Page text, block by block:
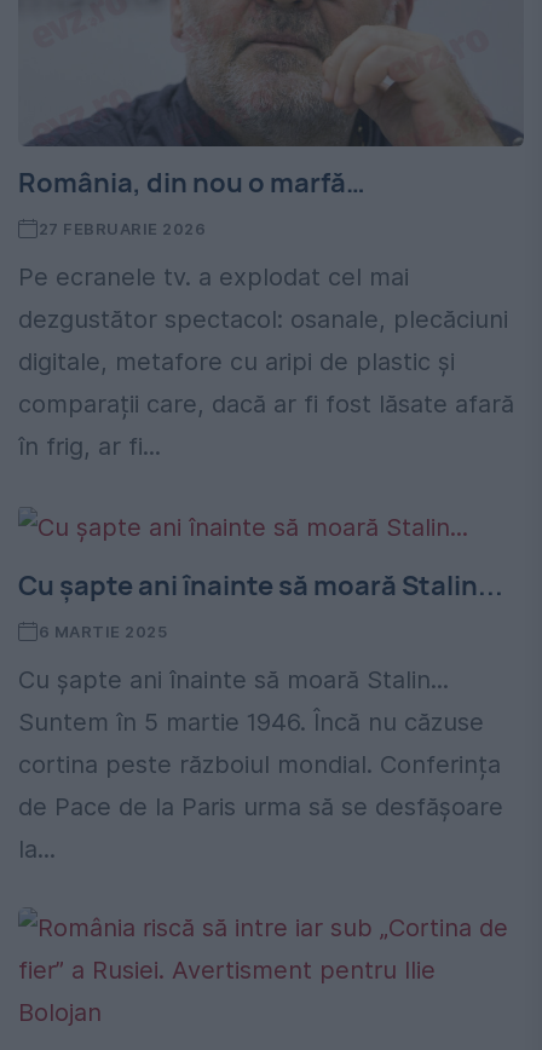
România, din nou o marfă…
27 FEBRUARIE 2026
Pe ecranele tv. a explodat cel mai
dezgustător spectacol: osanale, plecăciuni
digitale, metafore cu aripi de plastic și
comparații care, dacă ar fi fost lăsate afară
în frig, ar fi...
Cu șapte ani înainte să moară Stalin...
6 MARTIE 2025
Cu șapte ani înainte să moară Stalin...
Suntem în 5 martie 1946. Încă nu căzuse
cortina peste războiul mondial. Conferința
de Pace de la Paris urma să se desfășoare
la...